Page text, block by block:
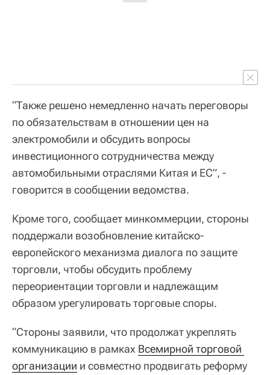
“Также решено немедленно начать переговоры
по обязательствам в отношении цен на
электромобили и обсудить вопросы
инвестиционного сотрудничества между
автомобильными отраслями Китая и ЕС”, -
говорится в сообщении ведомства.
Кроме того, сообщает минкоммерции, стороны
поддержали возобновление китайско-
европейского механизма диалога по защите
торговли, чтобы обсудить проблему
переориентации торговли и надлежащим
образом урегулировать торговые споры.
“Стороны заявили, что продолжат укреплять
коммуникацию в рамках Всемирной торговой
организации и совместно продвигать реформу